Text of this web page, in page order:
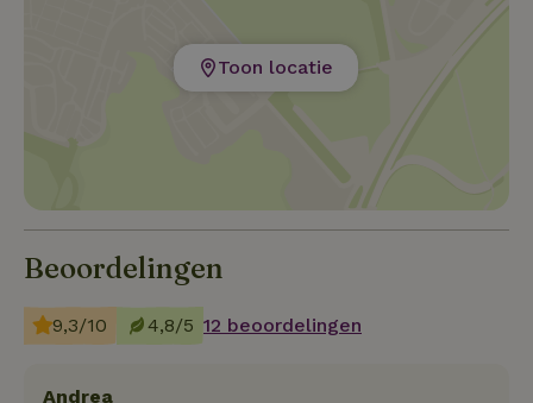
Toon locatie
Beoordelingen
9,3/10 4,8/5 12 beoordelingen
Andrea